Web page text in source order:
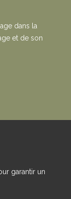
dans la
et de son
garantir un